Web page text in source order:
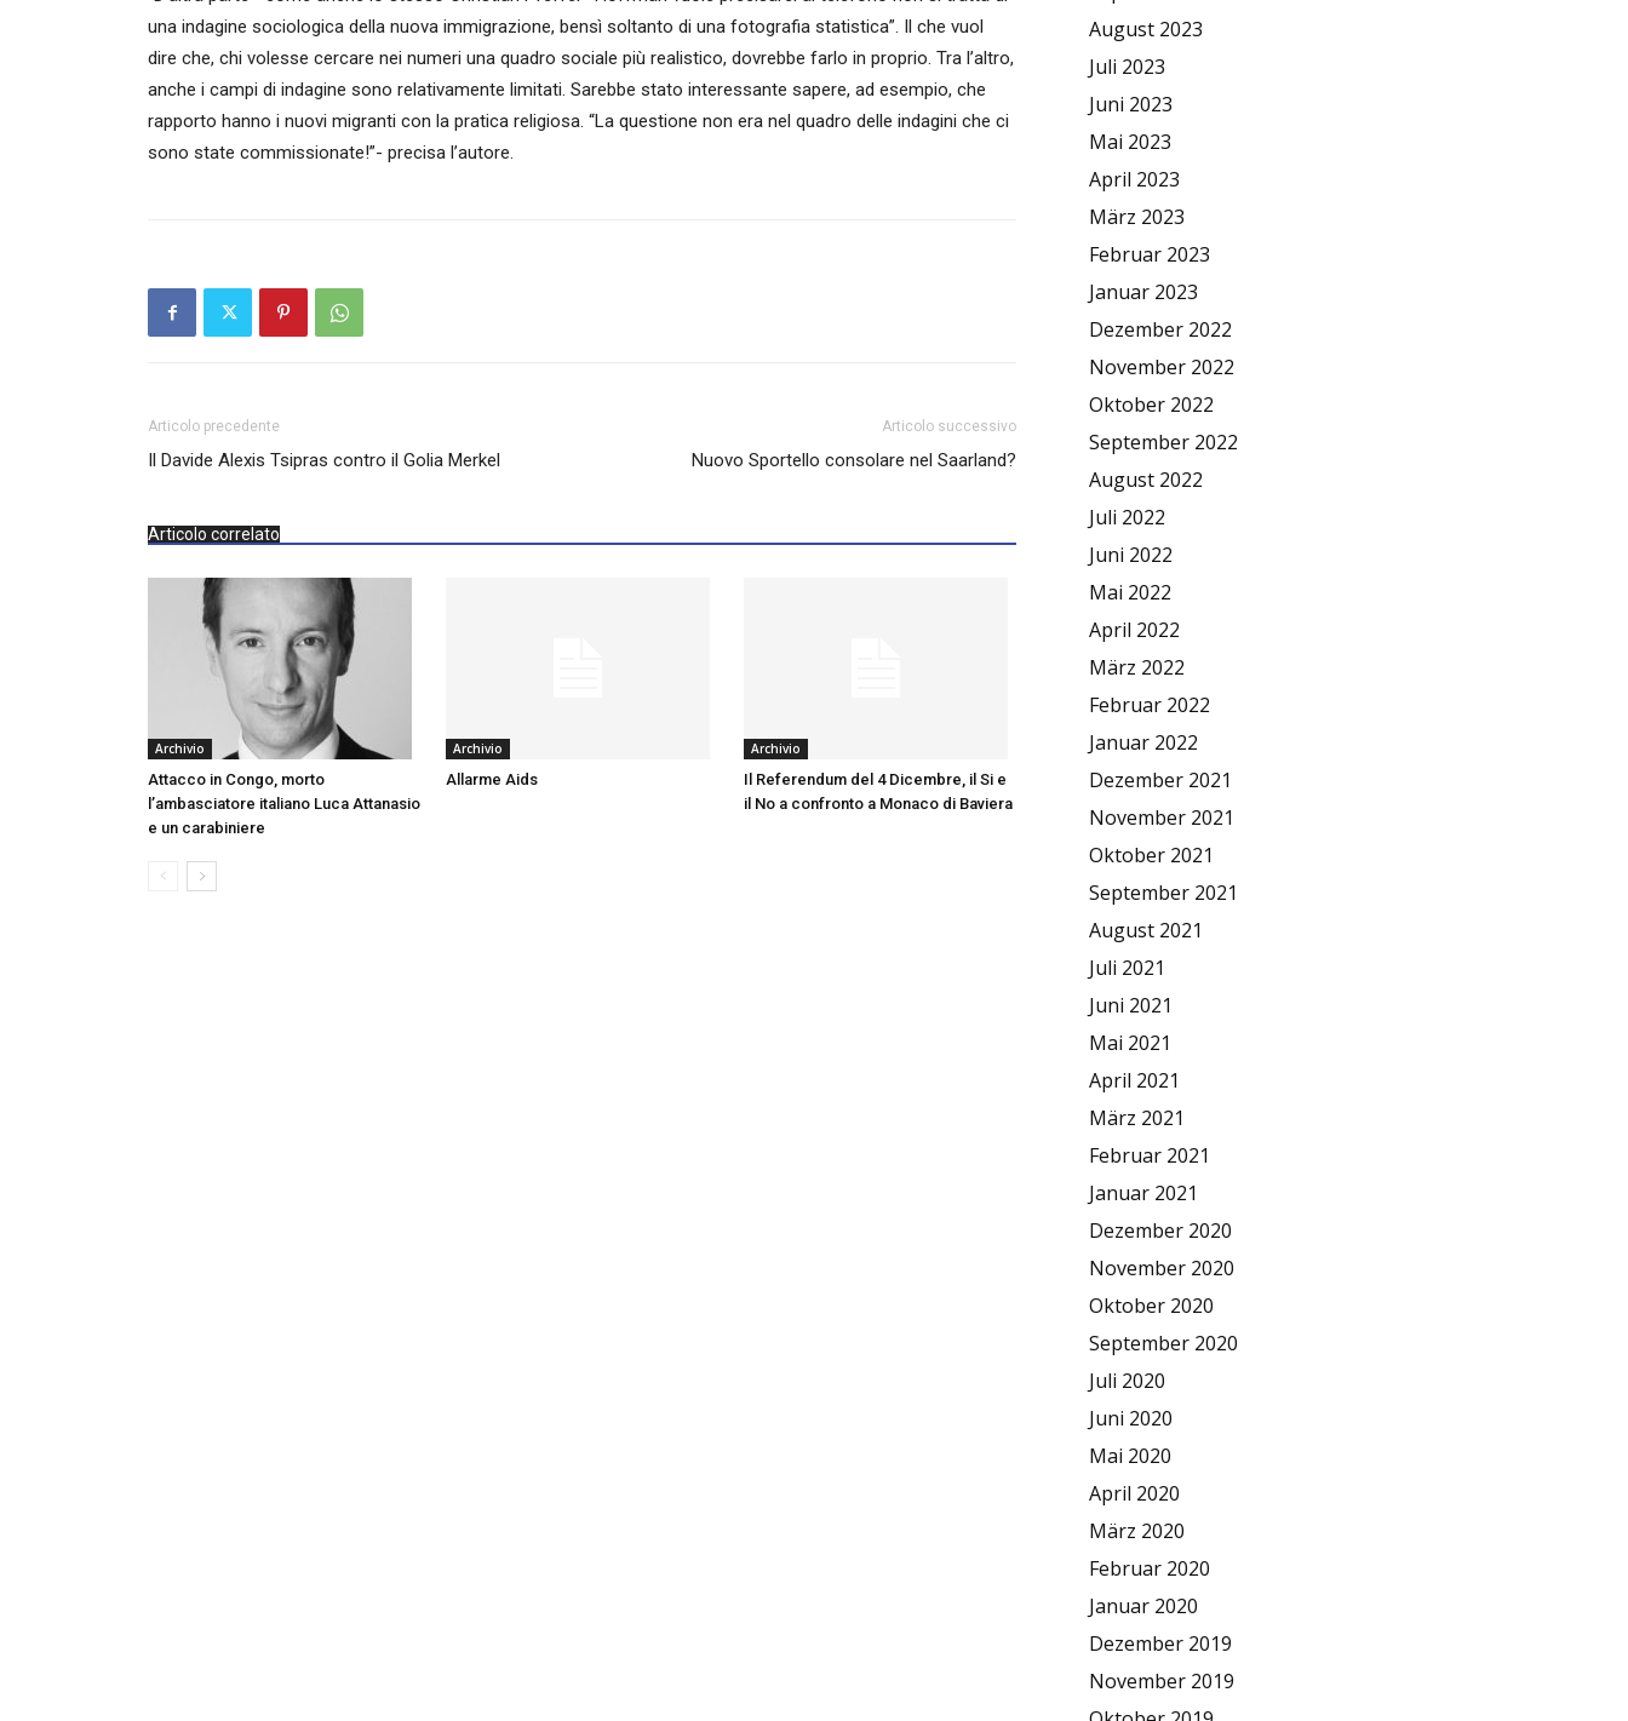
una indagine sociologica della nuova immigrazione, bensì soltanto di una fotografia statistica”. Il che vuol
dire che, chi volesse cercare nei numeri una quadro sociale più realistico, dovrebbe farlo in proprio. Tra l’altro,
anche i campi di indagine sono relativamente limitati. Sarebbe stato interessante sapere, ad esempio, che
rapporto hanno i nuovi migranti con la pratica religiosa. “La questione non era nel quadro delle indagini che ci
sono state commissionate!”- precisa l’autore.
Articolo precedente
Il Davide Alexis Tsipras contro il Golia Merkel
Articolo successivo
Nuovo Sportello consolare nel Saarland?
Articolo correlato
Archivio
Attacco in Congo, morto
l’ambasciatore italiano Luca Attanasio
e un carabiniere
Archivio
Allarme Aids
Archivio
Il Referendum del 4 Dicembre, il Si e
il No a confronto a Monaco di Baviera
August 2023
Juli 2023
Juni 2023
Mai 2023
April 2023
März 2023
Februar 2023
Januar 2023
Dezember 2022
November 2022
Oktober 2022
September 2022
August 2022
Juli 2022
Juni 2022
Mai 2022
April 2022
März 2022
Februar 2022
Januar 2022
Dezember 2021
November 2021
Oktober 2021
September 2021
August 2021
Juli 2021
Juni 2021
Mai 2021
April 2021
März 2021
Februar 2021
Januar 2021
Dezember 2020
November 2020
Oktober 2020
September 2020
Juli 2020
Juni 2020
Mai 2020
April 2020
März 2020
Februar 2020
Januar 2020
Dezember 2019
November 2019